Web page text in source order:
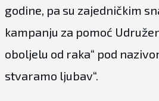
godine, pa su zajedničkim
kampanju za pomoć
oboljelu od raka“ pod
stvaramo ljubav“.